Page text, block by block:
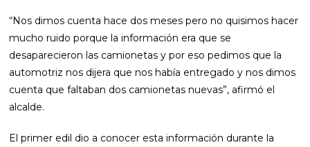
“Nos dimos cuenta hace dos meses pero no quisimos hacer
mucho ruido porque la información era que se
desaparecieron las camionetas y por eso pedimos que la
automotriz nos dijera que nos había entregado y nos dimos
cuenta que faltaban dos camionetas nuevas”, afirmó el
alcalde.
El primer edil dio a conocer esta información durante la